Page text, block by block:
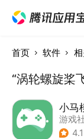
首页 软件
“涡轮螺旋桨
小马
游戏
4.1